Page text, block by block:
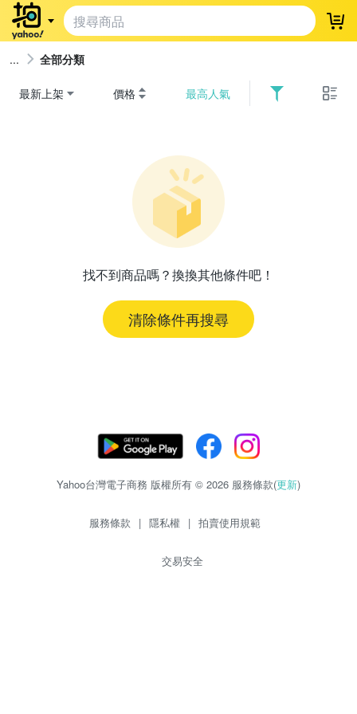
登
全部分類
最新上架 價格 最高人氣
找不到商品嗎？換換其他條件吧！
清除條件再搜尋
Yahoo台灣電子商務 版權所有 © 2026 服務條款(更新)
服務條款 | 隱私權 | 拍賣使用規範
交易安全